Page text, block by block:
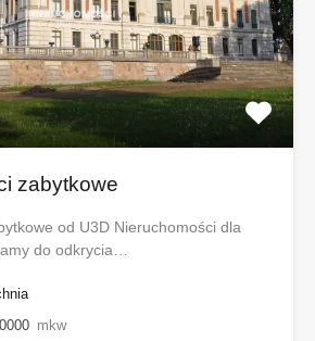
zabytkowe
od U3D Nieruchomości dla
do odkrycia…
mkw